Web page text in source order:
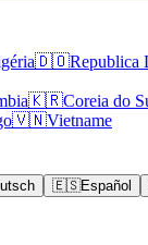
🇩🇴Republica
🇰🇷Coreia do
🇻🇳Vietname
🇪🇸Español